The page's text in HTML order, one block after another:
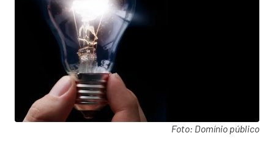
Foto: Domínio público